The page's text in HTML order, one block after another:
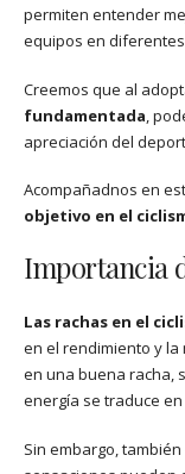
permiten entender
equipos en
Creemos que al
fundamentada,
apreciación del
Acompañadnos en
objetivo en el
Importancia
Las rachas en el
en el rendimiento y la
en una buena racha,
energía se traduce
Sin embargo,